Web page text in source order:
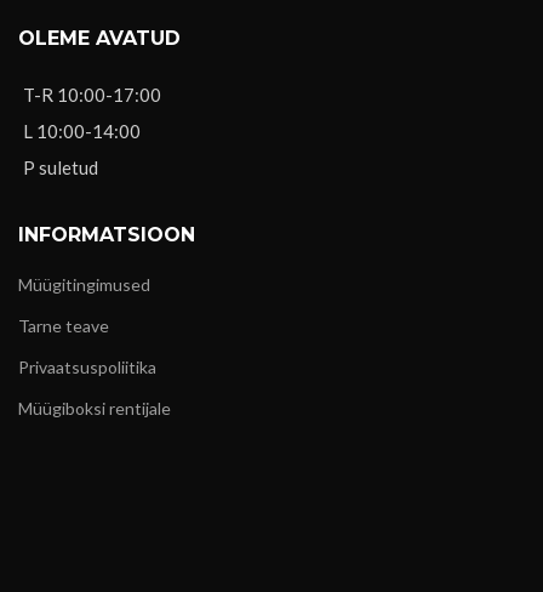
OLEME AVATUD
T-R 10:00-17:00
L 10:00-14:00
P suletud
INFORMATSIOON
Müügitingimused
Tarne teave
Privaatsuspoliitika
Müügiboksi rentijale